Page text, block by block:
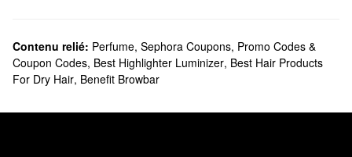
Contenu relié: Perfume, Sephora Coupons, Promo Codes &
Coupon Codes, Best Highlighter Luminizer, Best Hair Products
For Dry Hair, Benefit Browbar